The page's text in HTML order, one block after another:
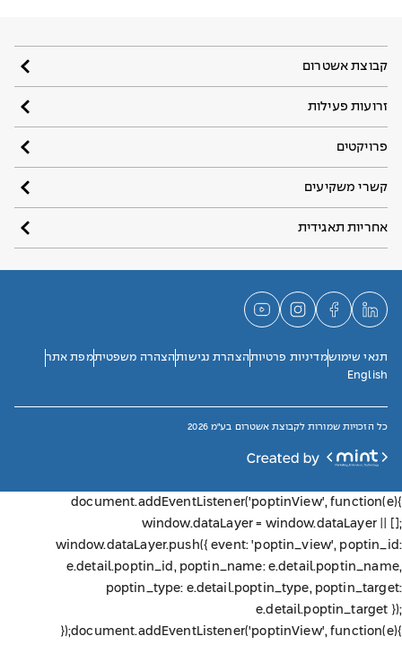
קבוצת אשטרום
זרועות פעילות
פרויקטים
קשרי משקיעים
אחריות תאגידית
תנאי שימושמדיניות פרטיותהצהרת נגישותהצהרה משפטיתמפת אתר
English
כל הזכויות שמורות לקבוצת אשטרום בע"מ 2026
document.addEventListener('poptinView', function(e){
window.dataLayer = window.dataLayer || [];
window.dataLayer.push({ event: 'poptin_view', poptin_id:
e.detail.poptin_id, poptin_name: e.detail.poptin_name,
poptin_type: e.detail.poptin_type, poptin_target:
e.detail.poptin_target });
});document.addEventListener('poptinView', function(e){